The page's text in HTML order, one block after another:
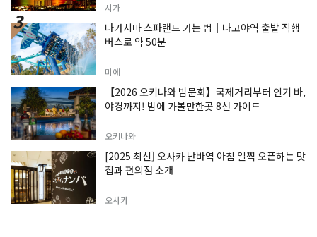
시가
나가시마 스파랜드 가는 법｜나고야역 출발 직행
버스로 약 50분
미에
【2026 오키나와 밤문화】국제거리부터 인기 바,
야경까지! 밤에 가볼만한곳 8선 가이드
오키나와
[2025 최신] 오사카 난바역 아침 일찍 오픈하는 맛
집과 편의점 소개
오사카